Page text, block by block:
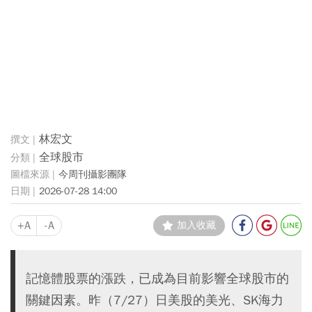
林宏文
全球股市
今周刊攝影團隊
2026-07-28 14:00
+A -A 加入收藏
記憶體股票的漲跌，已成為目前影響全球股市的
關鍵因素。昨（7/27）日美股的美光、SK海力